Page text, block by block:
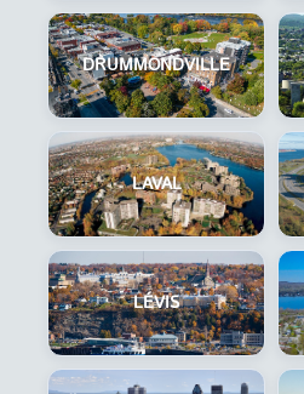
DRUMMONDVILLE
LAVAL
LÉVIS